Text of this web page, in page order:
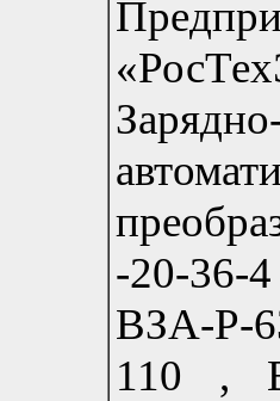
-20-36-
ВЗА-Р-
110 ,